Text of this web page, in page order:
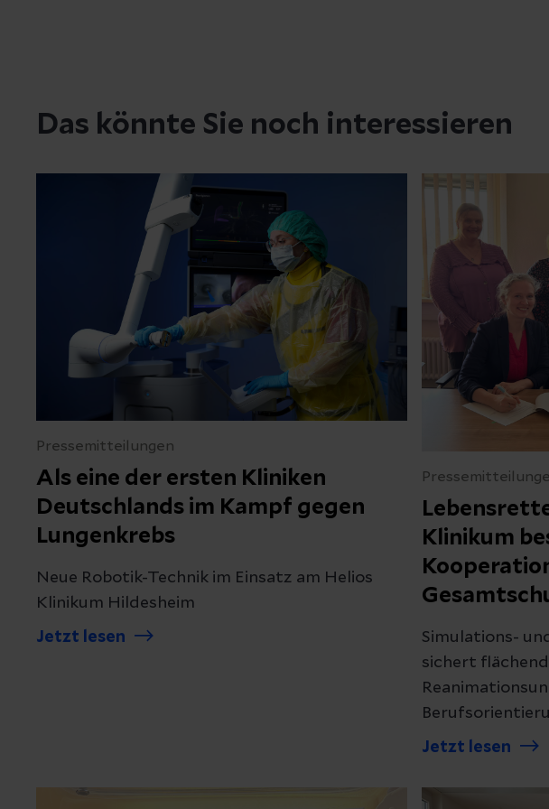
Das könnte Sie noch interessieren
Pressemitteilungen
Als eine der ersten Kliniken
Deutschlands im Kampf gegen
Lungenkrebs
Neue Robotik-Technik im Einsatz am Helios
Klinikum Hildesheim
Jetzt lesen
Klinikum
Simulations-
sichert
Jetzt lesen